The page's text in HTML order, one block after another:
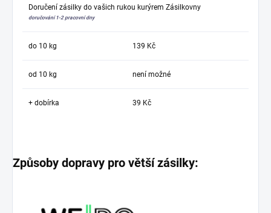
Doručení zásilky do vašich rukou kurýrem Zásilkovny
doručování 1-2 pracovní dny
do 10 kg 139 Kč
od 10 kg není možné
+ dobírka 39 Kč
Způsoby dopravy pro větší zásilky: